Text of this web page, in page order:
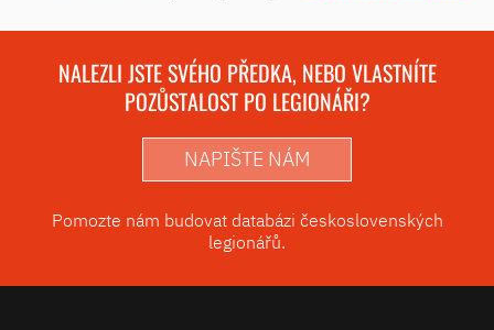
NALEZLI JSTE SVÉHO PŘEDKA, NEBO VLASTNÍTE
POZŮSTALOST PO LEGIONÁŘI?
NAPIŠTE NÁM
Pomozte nám budovat databázi československých
legionářů.